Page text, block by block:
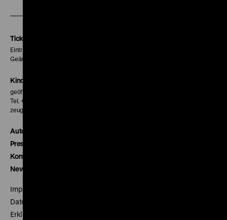
Tickets
Eintritt 5 €
Geänderte Preise sind im Programm vermerkt.
Kinokasse
geöffnet 30 Minuten vor Beginn der ersten Vorstellung
Tel. + 49 30 20304-770
zeughauskino@dhm.de
Autor*innen
Presse
Kontakt
Newsletter
Impressum
Datenschutz
Erklärung digitale Barrierefreiheit